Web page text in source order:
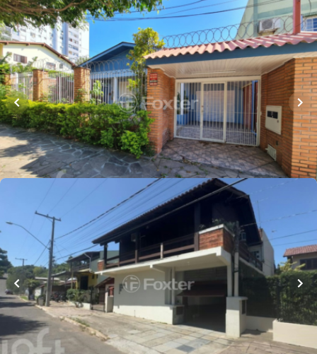
Loft Marketplace
R$550.000,00
254m² • 6 quartos •3banheiros•2vagas
Casa
Rua Juiz de Fora,Ideal,Novo Hamburgo
Whatsapp
Cód.277783
750.000,00
342m² • 4quartos• 3 banheiros •2vagas
Casa
Rua Rio Cambará,Ideal,Novo Hamburgo